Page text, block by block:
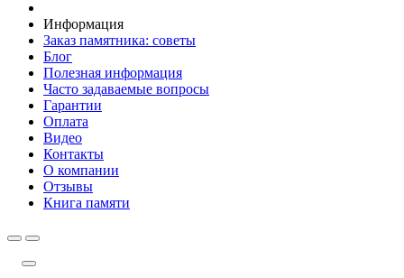
Информация
Заказ памятника: советы
Блог
Полезная информация
Часто задаваемые вопросы
Гарантии
Оплата
Видео
Контакты
О компании
Отзывы
Книга памяти